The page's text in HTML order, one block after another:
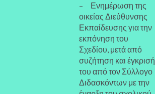
– Ενημέρωση της
οικείας Διεύθυνσης
Εκπαίδευσης για την
εκπόνηση του
Σχεδίου, μετά από
συζήτηση και έγκρισή
του από τον Σύλλογο
Διδασκόντων με την